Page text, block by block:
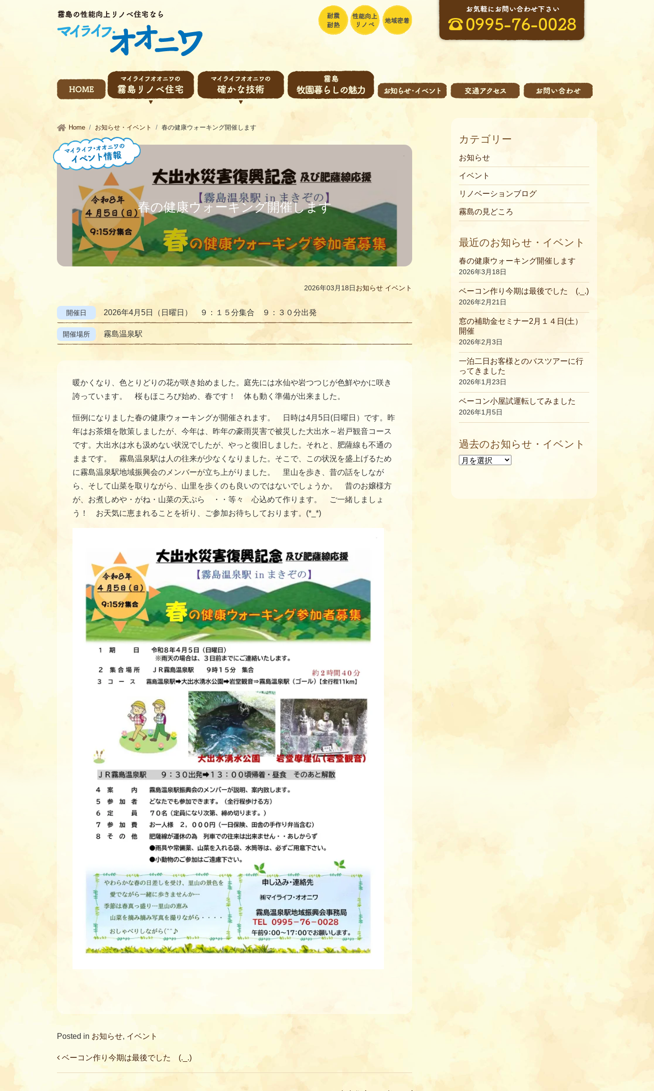
Home お知らせ・イベント 春の健康ウォーキング開催します
春の健康ウォーキング開催します
2026年03月18日お知らせ イベント
開催日 2026年4月5日（日曜日） ９：１５分集合 ９：３０分出発
開催場所 霧島温泉駅
暖かくなり、色とりどりの花が咲き始めました。庭先には水仙や岩つつじが色鮮やかに咲き
誇っています。 桜もほころび始め、春です！ 体も動く準備が出来ました。
恒例になりました春の健康ウォーキングが開催されます。 日時は4月5日(日曜日）です。昨
年はお茶畑を散策しましたが、今年は、昨年の豪雨災害で被災した大出水～岩戸観音コース
です。大出水は水も汲めない状況でしたが、やっと復旧しました。それと、肥薩線も不通の
ままです。 霧島温泉駅は人の往来が少なくなりました。そこで、この状況を盛上げるため
に霧島温泉駅地域振興会のメンバーが立ち上がりました。 里山を歩き、昔の話をしなが
ら、そして山菜を取りながら、山里を歩くのも良いのではないでしょうか。 昔のお嬢様方
が、お煮しめや・がね・山菜の天ぷら ・・等々 心込めて作ります。 ご一緒しましょ
う！ お天気に恵まれることを祈り、ご参加お待ちしております。(*_*)
Posted in お知らせ, イベント
Post navigation
ベーコン作り今期は最後でした (._.)
カテゴリー
お知らせ
イベント
リノベーションブログ
霧島の見どころ
最近のお知らせ・イベント
春の健康ウォーキング開催します
2026年3月18日
ベーコン作り今期は最後でした (._.)
2026年2月21日
窓の補助金セミナー2月１４日(土）
開催
2026年2月3日
一泊二日お客様とのバスツアーに行
ってきました
2026年1月23日
ベーコン小屋試運転してみました
2026年1月5日
過去のお知らせ・イベント
過去のお知らせ・イベント